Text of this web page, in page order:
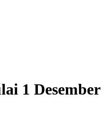
1 Desember